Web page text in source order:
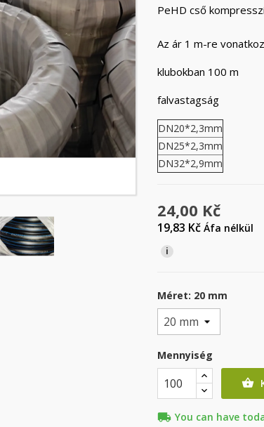
PeHD cső
Az ár 1 m-re
klubokban 100 m
falvastagság
DN20*2,3mm
DN25*2,3mm
DN32*2,9mm
24,00 Kč
19,83 Kč Áfa nélkül
i
Méret: 20 mm
Mennyiség

local_shipping You can have